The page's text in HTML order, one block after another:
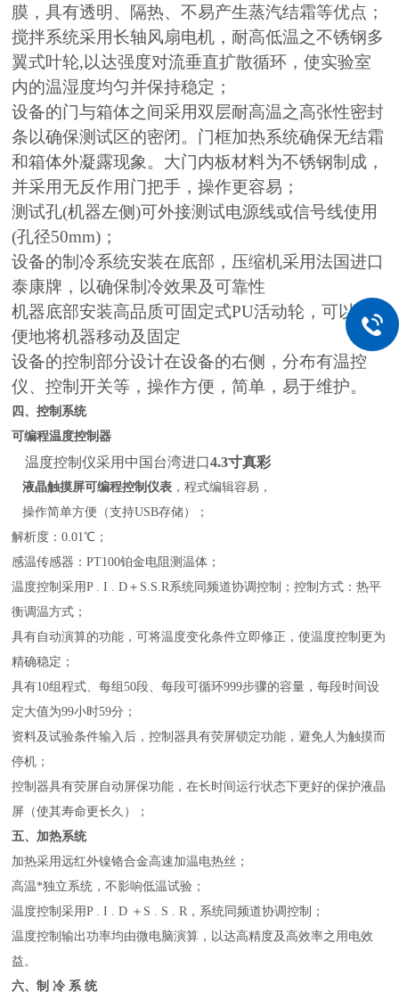
膜，具有透明、隔热、不易产生蒸汽结霜等优点；
搅拌系统采用长轴风扇电机，耐高低温之不锈钢多
翼式叶轮,以达强度对流垂直扩散循环，使实验室
内的温湿度均匀并保持稳定；
设备的门与箱体之间采用双层耐高温之高张性密封
条以确保测试区的密闭。门框加热系统确保无结霜
和箱体外凝露现象。大门内板材料为不锈钢制成，
并采用无反作用门把手，操作更容易；
测试孔(机器左侧)可外接测试电源线或信号线使用
(孔径50mm)；
设备的制冷系统安装在底部，压缩机采用法国进口
泰康牌，以确保制冷效果及可靠性
机器底部安装高品质可固定式PU活动轮，可以方
便地将机器移动及固定
设备的控制部分设计在设备的右侧，分布有温控
仪、控制开关等，操作方便，简单，易于维护。
四、控制 系统
可编程温度控制器
温度控制仪采用中国台湾进口4.3寸真彩
液晶触摸屏可编程控制仪表 ，程式编辑容易，
操作简单方便（支持USB存储）；
解析度：0.01℃；
感温传感器：PT100铂金电阻测温体；
温度控制采用P . I . D＋S.S.R系统同频道协调控制；控制方式：热平
衡调温方式；
具有自动演算的功能，可将温度变化条件立即修正，使温度控制更为
精确稳定；
具有10组程式、每组50段、每段可循环999步骤的容量，每段时间设
定大值为99小时59分；
资料及试验条件输入后，控制器具有荧屏锁定功能，避免人为触摸而
停机；
控制器具有荧屏自动屏保功能，在长时间运行状态下更好的保护液晶
屏（使其寿命更长久）；
五、加热系统
加热采用远红外镍铬合金高速加温电热丝；
高温*独立系统，不影响低温试验；
温度控制采用P . I . D ＋S . S . R，系统同频道协调控制；
温度控制输出功率均由微电脑演算，以达高精度及高效率之用电效
益。
六、制 冷 系 统